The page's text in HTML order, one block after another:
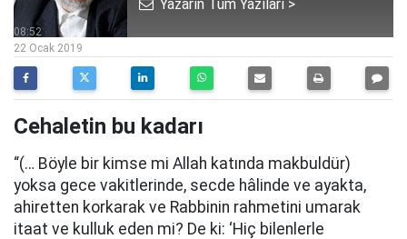
Yazarın Tüm Yazıları >
08:52
22 Ocak 2019
Cehaletin bu kadarı
“(… Böyle bir kimse mi Allah katında makbuldür)
yoksa gece vakitlerinde, secde hâlinde ve ayakta,
ahiretten korkarak ve Rabbinin rahmetini umarak
itaat ve kulluk eden mi? De ki: ‘Hiç bilenlerle